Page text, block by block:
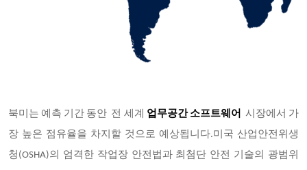
북미는 예측 기간 동안 전 세계 업무공간 소프트웨어 시장에서 가
장 높은 점유율을 차지할 것으로 예상됩니다.미국 산업안전위생
청(OSHA)의 엄격한 작업장 안전법과 최첨단 안전 기술의 광범위